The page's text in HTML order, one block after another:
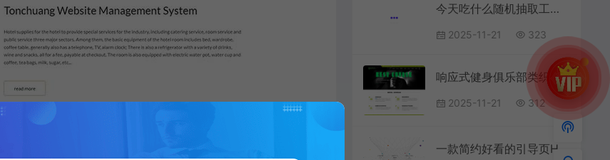
今天吃什么随机抽取工具HTML网站源码
2025-11-21 323
响应式健身俱乐部类织梦cms网站模板
2025-11-21 312